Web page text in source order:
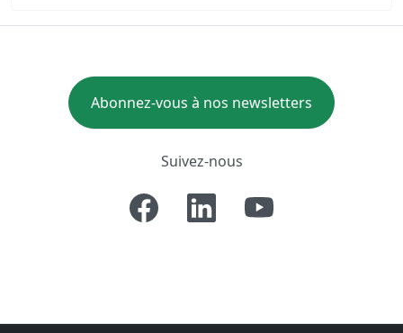
Abonnez-vous à nos newsletters
Suivez-nous